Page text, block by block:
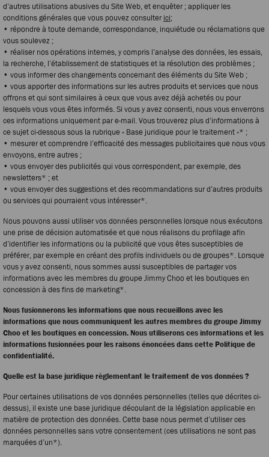
d’autres utilisations abusives du Site Web, et enquêter ; appliquer les
conditions générales que vous pouvez consulter ici;
• répondre à toute demande, correspondance, inquiétude ou réclamations que
vous soulevez ;
• réaliser nos opérations internes, y compris l’analyse des données, les essais,
la recherche, l’établissement de statistiques et la résolution des problèmes ;
• vous informer des changements concernant des éléments du Site Web ;
• vous apporter des informations sur les autres produits et services que nous
offrons et qui sont similaires à ceux que vous avez déjà achetés ou pour
lesquels vous vous êtes informés. Si vous y avez consenti, nous vous enverrons
ces informations uniquement par e-mail. Vous trouverez plus d’informations à
ce sujet ci-dessous sous la rubrique « Base juridique pour le traitement »* ;
• mesurer et comprendre l’efficacité des messages publicitaires que nous vous
envoyons, entre autres ;
• vous envoyer des publicités qui vous correspondent, par exemple, des
newsletters* ; et
• vous envoyer des suggestions et des recommandations sur d’autres produits
ou services qui pourraient vous intéresser*.
Nous pouvons aussi utiliser vos données personnelles lorsque nous exécutons
une prise de décision automatisée et que nous réalisons du profilage afin
d’identifier les informations ou la publicité que vous êtes susceptibles de
préférer, par exemple en créant des profils individuels ou de groupes*. Lorsque
vous y avez consenti, nous sommes aussi susceptibles de partager vos
informations avec les membres du groupe Jimmy Choo et les boutiques en
concession à des fins de marketing*.
Nous fusionnerons les informations que nous recueillons avec les
informations que nous communiquent les autres membres du groupe Jimmy
Choo et les boutiques en concession. Nous utiliserons ces informations et les
informations fusionnées pour les raisons énoncées dans cette Politique de
confidentialité.
Quelle est la base juridique règlementant le traitement de vos données ?
Pour certaines utilisations de vos données personnelles (telles que décrites ci-
dessus), il existe une base juridique découlant de la législation applicable en
matière de protection des données. Cette base nous permet d’utiliser ces
données personnelles sans votre consentement (ces utilisations ne sont pas
marquées d’un*).